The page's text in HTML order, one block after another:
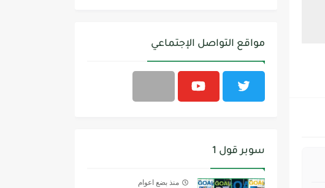
مواقع التواصل الإجتماعي
سوبر قول 1
منذ بضع اعوام